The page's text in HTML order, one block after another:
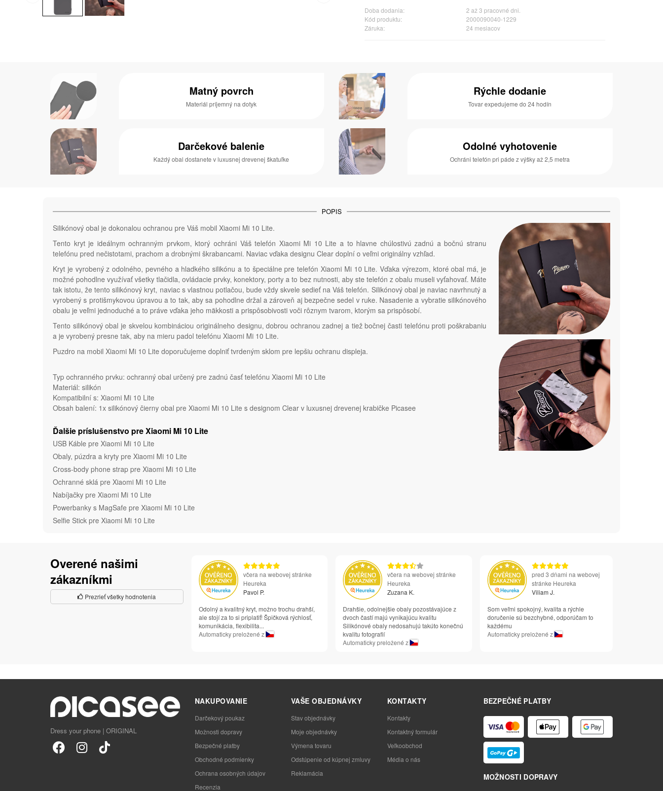
Doba dodania:
2 až 3 pracovné dni.
Kód produktu:
2000090040-1229
Záruka:
24 mesiacov
Matný povrch
Materiál príjemný na dotyk
Rýchle dodanie
Tovar expedujeme do 24 hodín
Darčekové balenie
Každý obal dostanete v luxusnej drevenej škatuľke
Odolné vyhotovenie
Ochráni telefón pri páde z výšky až 2,5 metra
POPIS
Silikónový obal je dokonalou ochranou pre Váš mobil Xiaomi Mi 10 Lite.
Tento kryt je ideálnym ochranným prvkom, ktorý ochráni Váš telefón Xiaomi Mi 10 Lite a to hlavne chúlostivú zadnú a bočnú stranu
telefónu pred nečistotami, prachom a drobnými škrabancami. Naviac vďaka designu Clear doplní o veľmi originálny vzhľad.
Kryt je vyrobený z odolného, pevného a hladkého silikónu a to špeciálne pre telefón Xiaomi Mi 10 Lite. Vďaka výrezom, ktoré obal má, je
možné pohodlne využívať všetky tlačidla, ovládacie prvky, konektory, porty a to bez nutnosti, aby ste telefón z obalu museli vyťahovať. Máte
tak istotu, že tento silikónový kryt, naviac s vlastnou potlačou, bude vždy skvele sedieť na Váš telefón. Silikónový obal je naviac navrhnutý a
vyrobený s protišmykovou úpravou a to tak, aby sa pohodlne držal a zároveň aj bezpečne sedel v ruke. Nasadenie a vybratie silikónového
obalu je veľmi jednoduché a to práve vďaka jeho mäkkosti a prispôsobivosti voči rôznym tvarom, ktorým sa prispôsobí.
Tento silikónový obal je skvelou kombináciou originálneho designu, dobrou ochranou zadnej a tiež bočnej časti telefónu proti poškrabaniu
a je vyrobený presne tak, aby na mieru padol telefónu Xiaomi Mi 10 Lite.
Puzdro na mobil Xiaomi Mi 10 Lite doporučujeme doplniť tvrdeným sklom pre lepšiu ochranu displeja.
Typ ochranného prvku: ochranný obal určený pre zadnú časť telefónu Xiaomi Mi 10 Lite
Materiál: silikón
Kompatibilní s: Xiaomi Mi 10 Lite
Obsah balení: 1x silikónový čierny obal pre Xiaomi Mi 10 Lite s designom Clear v luxusnej drevenej krabičke Picasee
Ďalšie príslušenstvo pre Xiaomi Mi 10 Lite
USB Káble pre Xiaomi Mi 10 Lite
Obaly, púzdra a kryty pre Xiaomi Mi 10 Lite
Cross-body phone strap pre Xiaomi Mi 10 Lite
Ochranné sklá pre Xiaomi Mi 10 Lite
Nabíjačky pre Xiaomi Mi 10 Lite
Powerbanky s MagSafe pre Xiaomi Mi 10 Lite
Selfie Stick pre Xiaomi Mi 10 Lite
Overené našimi
zákazníkmi
Prezrieť všetky hodnotenia
včera na webovej stránke
Heureka
Pavol P.
Odolný a kvalitný kryt, možno trochu drahší,
ale stojí za to si priplatiť! Špičková rýchlosť,
komunikácia, flexibilita...
Automaticky preložené z
včera na webovej stránke
Heureka
Zuzana K.
Drahšie, odolnejšie obaly pozostávajúce z
dvoch častí majú vynikajúcu kvalitu
Silikónové obaly nedosahujú takúto konečnú
kvalitu fotografií
Automaticky preložené z
pred 3 dňami na webovej
stránke Heureka
Viliam J.
Som veľmi spokojný, kvalita a rýchle
doručenie sú bezchybné, odporúčam to
každému
Automaticky preložené z
Dress your phone | ORIGINAL
BEZPEČNÉ PLATBY
MOŽNOSTI DOPRAVY
NAKUPOVANIE
Darčekový poukaz
Možnosti dopravy
Bezpečné platby
Obchodné podmienky
Ochrana osobných údajov
Recenzia
VAŠE OBJEDNÁVKY
Stav objednávky
Moje objednávky
Výmena tovaru
Odstúpenie od kúpnej zmluvy
Reklamácia
KONTAKTY
Kontakty
Kontaktný formulár
Veľkoobchod
Média o nás